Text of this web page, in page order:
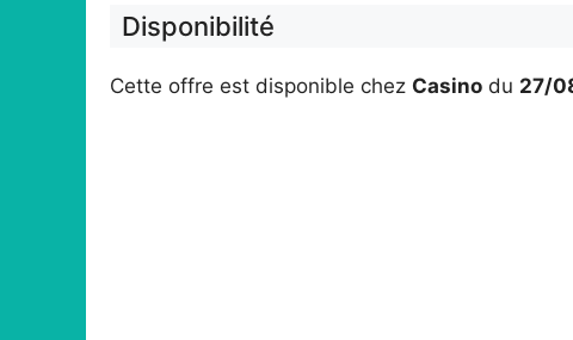
Disponibilité
Cette offre est disponible chez Casino du 27/